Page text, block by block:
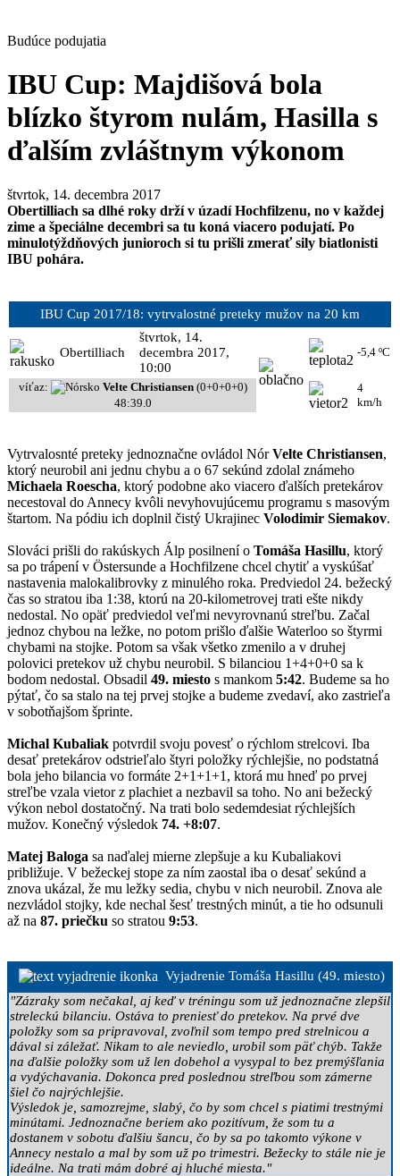
Budúce podujatia
IBU Cup: Majdišová bola
blízko štyrom nulám, Hasilla s
ďalším zvláštnym výkonom
štvrtok, 14. decembra 2017
Obertilliach sa dlhé roky drží v úzadí Hochfilzenu, no v každej
zime a špeciálne decembri sa tu koná viacero podujatí. Po
minulotýždňových junioroch si tu prišli zmerať sily biatlonisti
IBU pohára.
IBU Cup 2017/18: vytrvalostné preteky mužov na 20 km
Obertilliach
štvrtok, 14.
decembra 2017,
10:00
-5,4 ºC
víťaz: Velte Christiansen(0+0+0+0)
48:39.0
4
km/h
Vytrvalosnté preteky jednoznačne ovládol NórVelte Christiansen,
ktorý neurobil ani jednu chybu a o 67 sekúnd zdolal známeho
Michaela Roescha, ktorý podobne ako viacero ďalších pretekárov
necestoval do Annecy kvôli nevyhovujúcemu programu s masovým
štartom. Na pódiu ich doplnil čistý Ukrajinec Volodimir Siemakov.
Slováci prišli do rakúskych Álp posilnení o Tomáša Hasillu, ktorý
sa po trápení v Östersunde a Hochfilzene chcel chytiť a vyskúšať
nastavenia malokalibrovky z minulého roka. Predviedol 24. bežecký
čas so stratou iba 1:38, ktorú na 20-kilometrovej trati ešte nikdy
nedostal. No opäť predviedol veľmi nevyrovnanú streľbu. Začal
jednoz chybou na ležke, no potom prišlo ďalšie Waterloo so štyrmi
chybami na stojke. Potom sa však všetko zmenilo a v druhej
polovici pretekov už chybu neurobil. S bilanciou 1+4+0+0 sa k
bodom nedostal. Obsadil 49. miesto s mankom 5:42. Budeme sa ho
pýtať, čo sa stalo na tej prvej stojke a budeme zvedaví, ako zastrieľa
v sobotňajšom šprinte.
Michal Kubaliak potvrdil svoju povesť o rýchlom strelcovi. Iba
desať pretekárov odstrieľalo štyri položky rýchlejšie, no podstatná
bola jeho bilancia vo formáte 2+1+1+1, ktorá mu hneď po prvej
streľbe vzala vietor z plachiet a nezbavil sa toho. No ani bežecký
výkon nebol dostatočný. Na trati bolo sedemdesiat rýchlejších
mužov. Konečný výsledok 74. +8:07.
Matej Baloga sa naďalej mierne zlepšuje a ku Kubaliakovi
približuje. V bežeckej stope za ním zaostal iba o desať sekúnd a
znova ukázal, že mu ležky sedia, chybu v nich neurobil. Znova ale
nezvládol stojky, kde nechal šesť trestných minút, a tie ho odsunuli
až na 87. priečku so stratou 9:53.
Vyjadrenie Tomáša Hasillu (49. miesto)
"Zázraky som nečakal, aj keď v tréningu som už jednoznačne zlepšil
streleckú bilanciu. Ostáva to preniesť do pretekov. Na prvé dve
položky som sa pripravoval, zvoľnil som tempo pred strelnicou a
dával si záležať. Nikam to ale neviedlo, urobil som päť chýb. Takže
na ďalšie položky som už len dobehol a vysypal to bez premýšľania
a vydýchavania. Dokonca pred poslednou streľbou som zámerne
šiel čo najrýchlejšie.
Výsledok je, samozrejme, slabý, čo by som chcel s piatimi trestnými
minútami. Jednoznačne beriem ako pozitívum, že som tu a
dostanem v sobotu ďalšiu šancu, čo by sa po takomto výkone v
Annecy nestalo a mal by som už po trimestri. Bežecky to stále nie je
ideálne. Na trati mám dobré aj hluché miesta."